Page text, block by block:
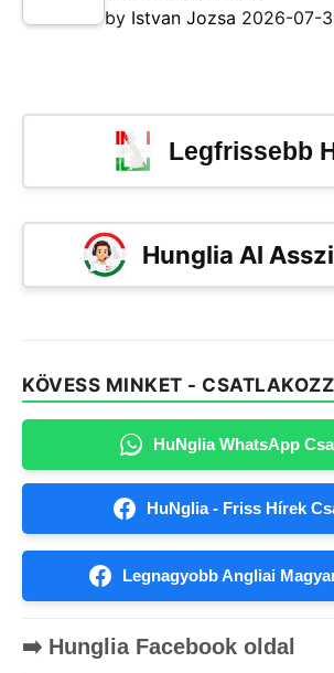
by Istvan Jozsa 2026-07-
Legfrissebb
Hunglia AI
KÖVESS MINKET - CSATLAKOZZ
HuNglia WhatsApp
HuNglia - Friss Hírek
Legnagyobb Angliai
➡️ Hunglia Facebook oldal